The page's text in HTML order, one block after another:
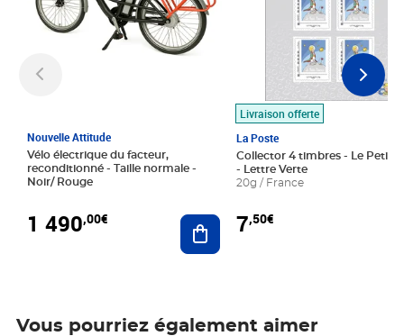
Nouvelle Attitude
Vélo électrique du facteur,
reconditionné - Taille normale -
Noir/ Rouge
1 490,00€ Ajouter au panier
Livraison offerte
La Poste
Collector 4 timbres - Le Petit
- Lettre Verte
20g / France
7,50€
Vous pourriez également aimer